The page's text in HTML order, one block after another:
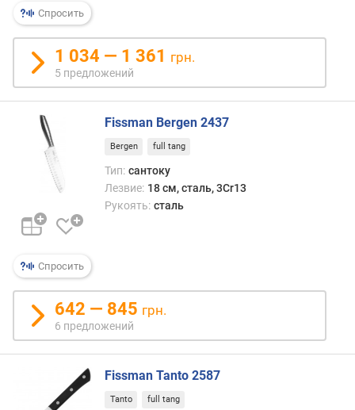
я
(
с
м
)
о
щ
л
е
в
и
я
(
м
м
Спросить
1 034 — 1 361 грн.
5 предложений
Спросить
Fissman Bergen 2437
Bergen full tang
Тип: сантоку
Лезвие: 18 см, сталь, 3Cr13
Рукоять: сталь
642 — 845 грн.
6 предложений
Fissman Tanto 2587
Tanto full tang